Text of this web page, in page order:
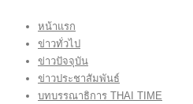
หน้าแรก
ข่าวทั่วไป
ข่าวปัจจุบัน
ข่าวประชาสัมพันธ์
บทบรรณาธิการ THAI TIME